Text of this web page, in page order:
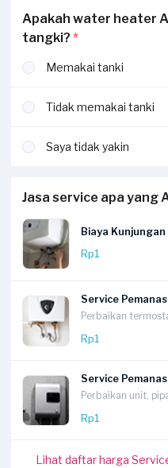
Apakah water heater
tangki? *
Memakai tanki
Tidak memakai tanki
Saya tidak yakin
Jasa service apa yang
Biaya
Rp1
Service
Perbaikan
Rp1
Service
Perbaikan unit,
Rp1
Lihat daftar harga